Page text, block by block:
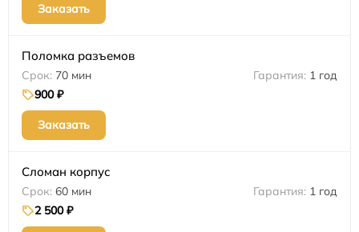
Заказать
Поломка разъемов
70 мин
1 год
900 ₽
Заказать
Сломан корпус
60 мин
1 год
2 500 ₽